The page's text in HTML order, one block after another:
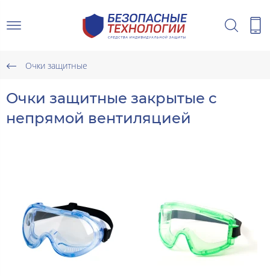
Очки защитные
Очки защитные закрытые с
непрямой вентиляцией